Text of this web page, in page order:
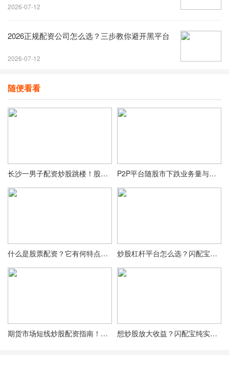
2026-07-12
2026正规配资公司怎么选？三步教你避开黑平台
2026-07-12
随便看看
长沙一男子配资炒股跳楼！股市场外配资乱象丛生？ P2P平台随股市下跌业务量与杠杆双降，配资业务遇大变局
什么是股票配资？它有何特点及风险？一文为你详解 炒股杠杆平台怎么选？闪配宝优势多，0门槛还送体验金
期货市场短线炒股配资指南！正规实盘配资公司排行榜及选择要点 想炒股放大收益？闪配宝纯实盘0门槛，还送240元体验